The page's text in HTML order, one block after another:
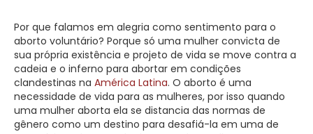
Por que falamos em alegria como sentimento para o
aborto voluntário? Porque só uma mulher convicta de
sua própria existência e projeto de vida se move contra a
cadeia e o inferno para abortar em condições
clandestinas na América Latina. O aborto é uma
necessidade de vida para as mulheres, por isso quando
uma mulher aborta ela se distancia das normas de
gênero como um destino para desafiá-la em uma de